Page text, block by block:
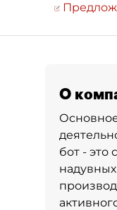
О
бот - это